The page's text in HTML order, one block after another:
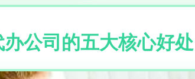
公司的五大核心好处